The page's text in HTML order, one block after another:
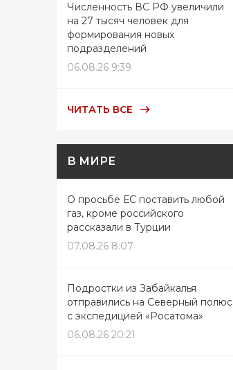
Численность ВС РФ увеличили
на 27 тысяч человек для
формирования новых
подразделений
06.08.26 9:39
ЧИТАТЬ ВСЕ
В МИРЕ
О просьбе ЕС поставить любой
газ, кроме российского
рассказали в Турции
07.08.26 8:07
Подростки из Забайкалья
отправились на Северный полюс
с экспедицией «Росатома»
06.08.26 20:21